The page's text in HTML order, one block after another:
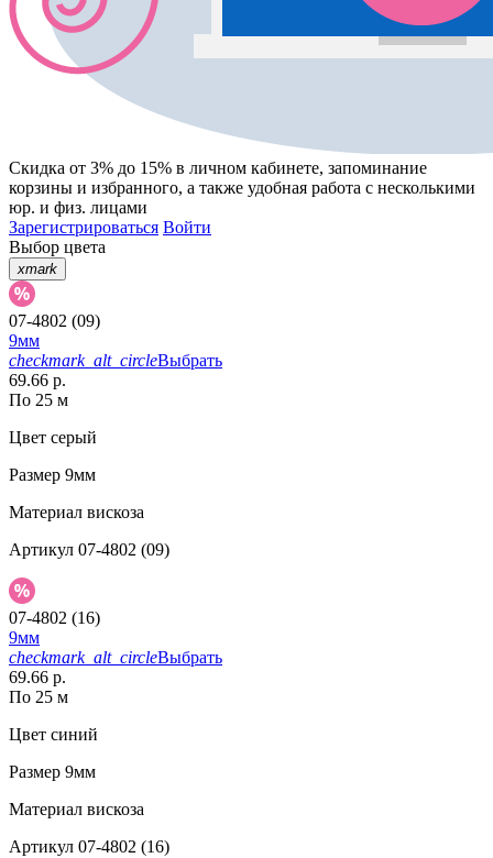
Скидка от 3% до 15% в личном кабинете, запоминание
корзины и избранного, а также удобная работа с несколькими
юр. и физ. лицами
Зарегистрироваться Войти
Выбор цвета
xmark
07-4802 (09)
9мм
checkmark_alt_circleВыбрать
69.66 р.
По 25 м
Цвет серый
Размер 9мм
Материал вискоза
Артикул 07-4802 (09)
07-4802 (16)
9мм
checkmark_alt_circleВыбрать
69.66 р.
По 25 м
Цвет синий
Размер 9мм
Материал вискоза
Артикул 07-4802 (16)